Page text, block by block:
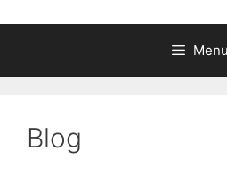
Menu
Blog